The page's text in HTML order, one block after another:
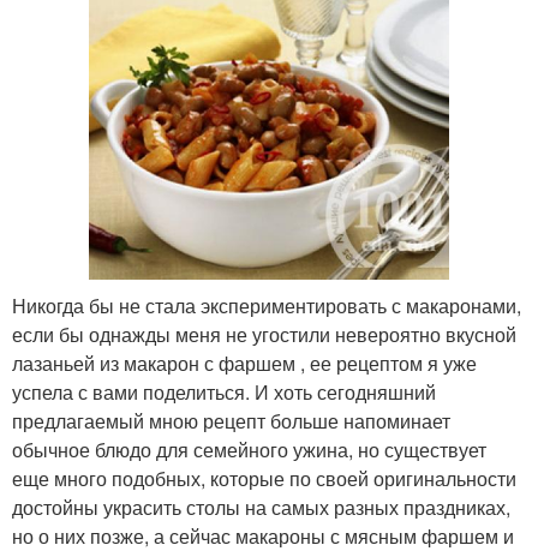
Никогда бы не стала экспериментировать с макаронами,
если бы однажды меня не угостили невероятно вкусной
лазаньей из макарон с фаршем , ее рецептом я уже
успела с вами поделиться. И хоть сегодняшний
предлагаемый мною рецепт больше напоминает
обычное блюдо для семейного ужина, но существует
еще много подобных, которые по своей оригинальности
достойны украсить столы на самых разных праздниках,
но о них позже, а сейчас макароны с мясным фаршем и